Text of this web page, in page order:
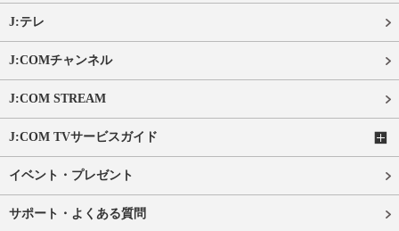
J:テレ
J:COMチャンネル
J:COM STREAM
J:COM TVサービスガイド
イベント・プレゼント
サポート・よくある質問